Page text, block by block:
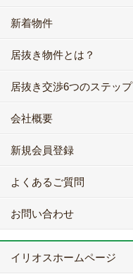
新着物件
居抜き物件とは？
居抜き交渉6つのステップ
会社概要
新規会員登録
よくあるご質問
お問い合わせ
イリオスホームページ